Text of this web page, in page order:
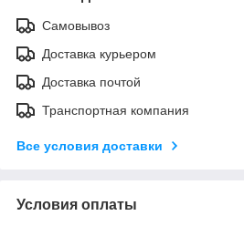
Самовывоз
Доставка курьером
Доставка почтой
Транспортная компания
Все условия доставки
Условия оплаты